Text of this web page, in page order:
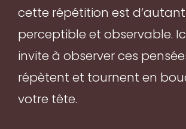
cette répétition est
perceptible et observable.
invite à observer ces
répètent et tournent en
votre tête.